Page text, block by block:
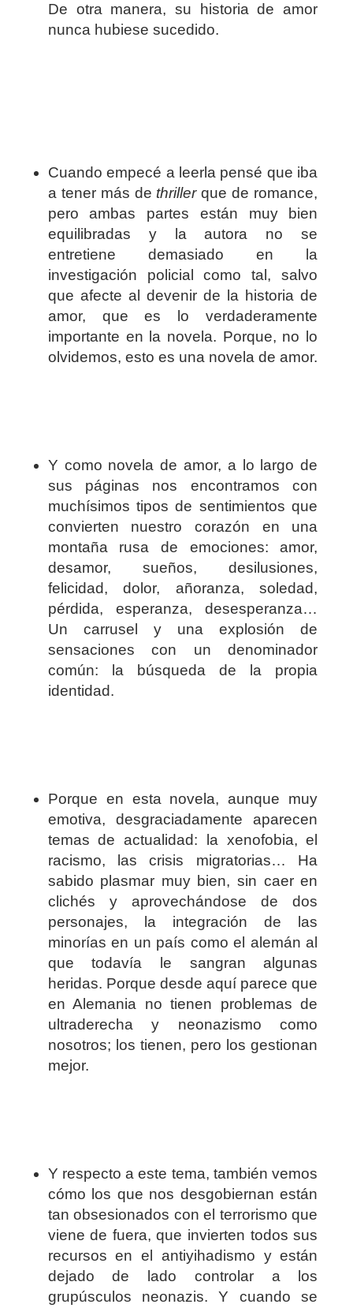
De otra manera, su historia de amor
nunca hubiese sucedido.
Cuando empecé a leerla pensé que iba
a tener más de thrillerque de romance,
pero ambas partes están muy bien
equilibradas y la autora no se
entretiene demasiado en la
investigación policial como tal, salvo
que afecte al devenir de la historia de
amor, que es lo verdaderamente
importante en la novela. Porque, no lo
olvidemos, esto es una novela de amor.
Y como novela de amor, a lo largo de
sus páginas nos encontramos con
muchísimos tipos de sentimientos que
convierten nuestro corazón en una
montaña rusa de emociones: amor,
desamor, sueños, desilusiones,
felicidad, dolor, añoranza, soledad,
pérdida, esperanza, desesperanza…
Un carrusel y una explosión de
sensaciones con un denominador
común: la búsqueda de la propia
identidad.
Porque en esta novela, aunque muy
emotiva, desgraciadamente aparecen
temas de actualidad: la xenofobia, el
racismo, las crisis migratorias… Ha
sabido plasmar muy bien, sin caer en
clichés y aprovechándose de dos
personajes, la integración de las
minorías en un país como el alemán al
que todavía le sangran algunas
heridas. Porque desde aquí parece que
en Alemania no tienen problemas de
ultraderecha y neonazismo como
nosotros; los tienen, pero los gestionan
mejor.
Y respecto a este tema, también vemos
cómo los que nos desgobiernan están
tan obsesionados con el terrorismo que
viene de fuera, que invierten todos sus
recursos en el antiyihadismo y están
dejado de lado controlar a los
grupúsculos neonazis. Y cuando se